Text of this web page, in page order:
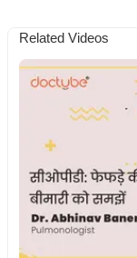
Related Videos